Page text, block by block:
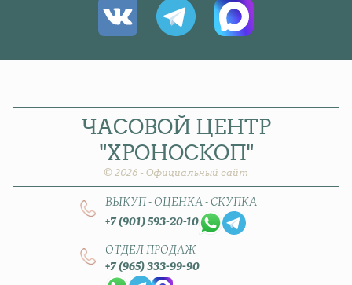
ЧАСОВОЙ ЦЕНТР
"ХРОНОСКОП"
© 2026 - Официальный сайт
ВЫКУП - ОЦЕНКА - СКУПКА
+7 (901) 593-20-10
ОТДЕЛ ПРОДАЖ
+7 (965) 333-99-90